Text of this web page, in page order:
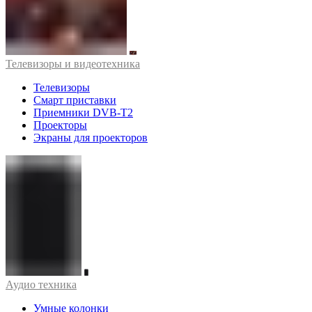
Телевизоры и видеотехника
Телевизоры
Смарт приставки
Приемники DVB-T2
Проекторы
Экраны для проекторов
Аудио техника
Умные колонки